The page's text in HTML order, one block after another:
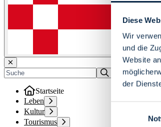
Diese
Wir
und die
Website
der
Startseite
Leben
Kultur
Tourismus